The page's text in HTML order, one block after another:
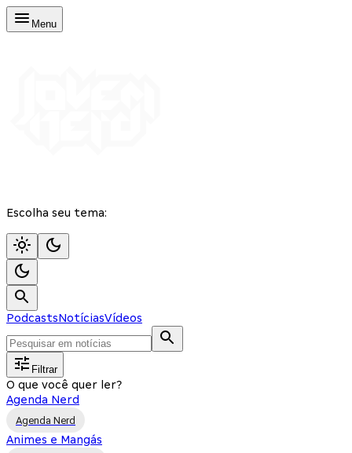
Menu
Escolha seu tema:
PodcastsNotíciasVídeos
Filtrar
O que você quer ler?
Agenda Nerd
Agenda Nerd
Animes e Mangás